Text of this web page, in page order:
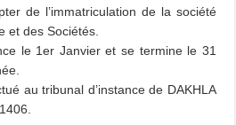
de l’immatriculation de la société
et des Sociétés.
le 1er Janvier et se termine le 31
au tribunal d’instance de DAKHLA